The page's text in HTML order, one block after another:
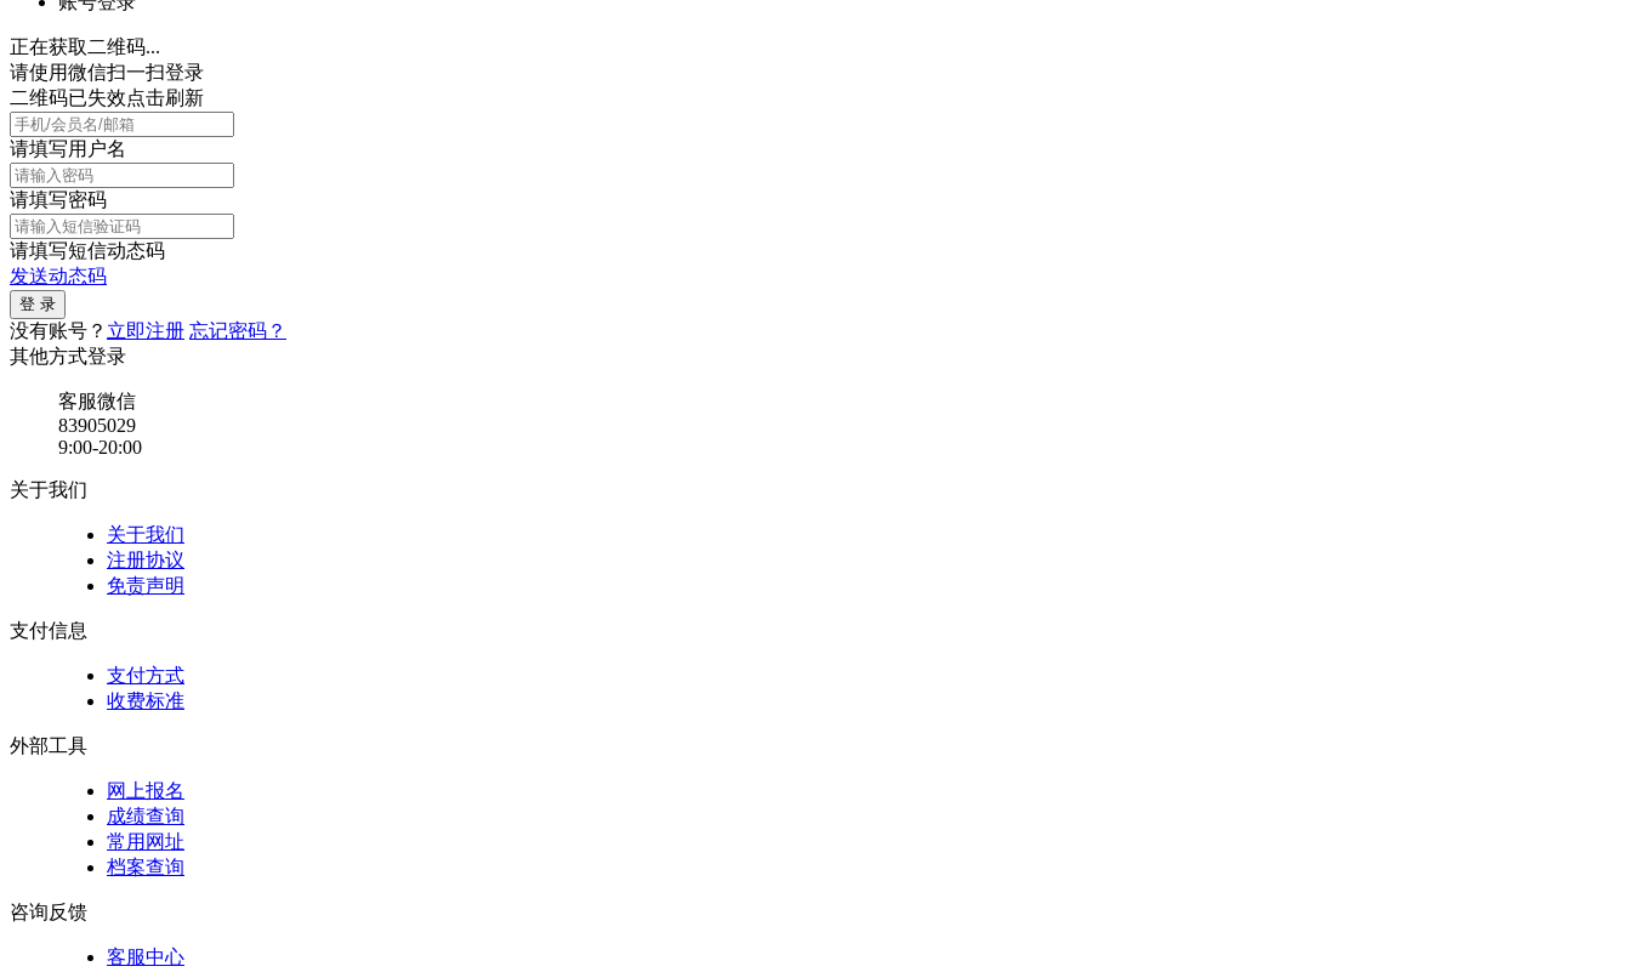
正在获取二维码...
请使用微信扫一扫登录
二维码已失效点击刷新
请填写用户名
请填写密码
请填写短信动态码
发送动态码
没有账号？ 立即注册 忘记密码？
其他方式登录
客服微信
83905029
9:00-20:00
关于我们
关于我们
注册协议
免责声明
支付信息
支付方式
收费标准
外部工具
网上报名
成绩查询
常用网址
档案查询
咨询反馈
客服中心